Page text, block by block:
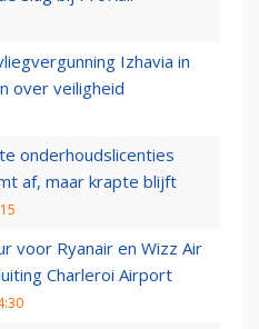
Izhavia in
over veiligheid
onderhoudslicenties
af, maar krapte blijft
voor Ryanair en Wizz Air
Charleroi Airport